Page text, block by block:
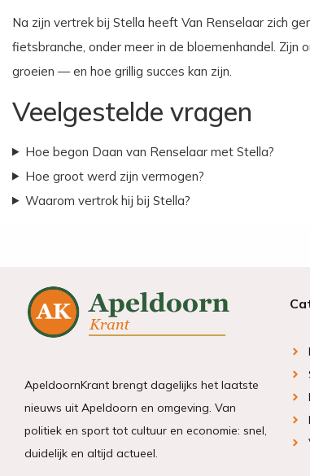
Na zijn vertrek bij Stella heeft Van Renselaar zich
fietsbranche, onder meer in de bloemenhandel. Zijn
groeien — en hoe grillig succes kan zijn.
Veelgestelde vragen
Hoe begon Daan van Renselaar met Stella?
Hoe groot werd zijn vermogen?
Waarom vertrok hij bij Stella?
ApeldoornKrant brengt dagelijks het laatste
nieuws uit Apeldoorn en omgeving. Van
politiek en sport tot cultuur en economie: snel,
duidelijk en altijd actueel.